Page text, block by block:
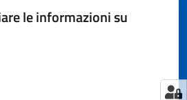
le informazioni su